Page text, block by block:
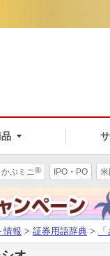
かぶミニ® IPO・PO
情報 > 証券用語辞典 >